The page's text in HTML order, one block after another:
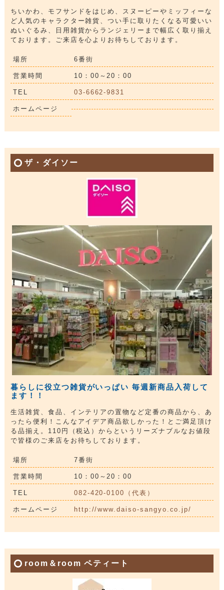
ちいかわ、モフサンドをはじめ、スヌーピーやミッフィーな
ど人気のキャラクター雑貨、つい手に取りたくなる可愛いい
ぬいぐるみ、日用雑貨からランジェリーまで幅広く取り揃え
ております。ご来店を心よりお待ちしております。
場所 6番街
営業時間 10：00～20：00
TEL 03-6662-9831
ホームページ
ザ・ダイソー
暮らしに役立つ雑貨がいっぱい 毎週新商品入荷して
ます！！
生活雑貨、食品、インテリアの置物など定番の商品から、あ
ったら便利！こんなアイデア商品欲しかった！とご満足頂け
る品揃え。110円（税込）からというリーズナブルなお値段
で皆様のご来店をお待ちしております。
場所 7番街
営業時間 10：00～20：00
TEL 082-420-0100（代表）
ホームページ http://www.daiso-sangyo.co.jp/
room＆room ペティート